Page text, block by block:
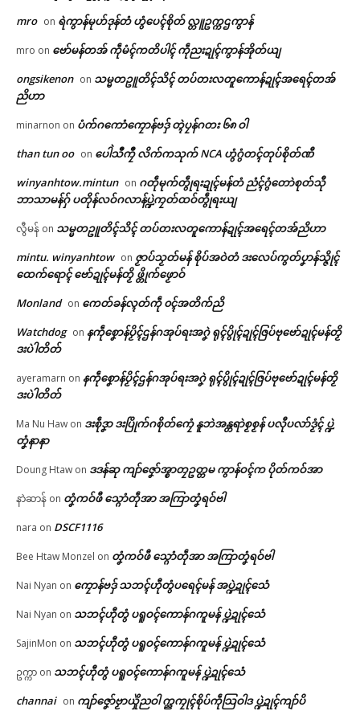
ဌာန်ပရိုၚ်ဗၠးၜးမန်
ရုဲစှ်
🏛 လညာတ်ပါ်ပဲါ
ဗွဳဒဳယဵု
ကေတ်အဆက်
© ဌာန်ပရိုၚ်ဗၠးၜးမန်
Related
ဌာန်သ္ဇိုၚ်ပရေၚ်ပညာ ပုပ္ဖဟံသာ
သွက်သ္ဂောံထံက်ပၚ် လာပ်ပညာ
(Scholarship) ကုကွးဘာ
တက္ကသိုလ်တအ်နွံ
February 25, 2026
In "ပရိုၚ်"
သွက်သၟတ်ဘာတုဲလဝ် ပရေင်
ပညာကဆံင်သၠုင်တအ် နူကဝ်လိ
က်ကောန်ဂကူမန် ပံက်အာ တန်
ဥပဒေရောင်
July 26, 2026
In "ပရိုၚ်"
ဥဒါန် ကဝ်လိက်ကောန်ဂကူမန်
In "ပရိုၚ်"
mro on ရဲကွာန်မုဟ်ဒုန်တံ ဟွံပေၚ်စိုတ် လ္တူဥက္ကဌကွာန်
mro on ဗော်မန်တအ် ကဵုမံၚ်ကတိပါၚ် ကဵုညးဍုၚ်ကွာန်အိုတ်ယျ
ongsikenon on သမ္မတဥူတိၚ်သိၚ် တပ်တးလတူကောန်ဍုၚ်အရေၚ်တအ်
ညိဟာ
minarnon on ပံက်ဂကောံကၠောန်ဗဒှ် တ္ၚဲပၠန်ဂတး ၆၈ ဝါ
than tun oo on ပေါဲသဳကၠဳ လိက်ကသုက် NCA ဟွံဂွံတၚ်တုပ်စိုတ်ဏီ
winyanhtow.mintun on ဂတဵုမုက်တွဵုရးဍုၚ်မန်တံ ညံၚ်ဂွံတောဲစုတ်သီု
ဘာသာမန်ဂှ် ပတိုန်လဝ်ဂလာန်ပ္ဍဲကၠတ်ထဝ်တွဵုရးယျ
လွီမန် on သမ္မတဥူတိၚ်သိၚ် တပ်တးလတူကောန်ဍုၚ်အရေၚ်တအ်ညိဟာ
mintu. winyanhtow on ဇၟာပ်သၟတ်မန် စိုပ်အဝဲတံ ဒးလေပ်ကွတ်ပၞာန်သ္ဇိုၚ်
ထေက်ရောၚ် ဗော်ဍုၚ်မန်တၟိ ဖ္တိုက်ဖၟောဝ်
Monland on ကေတ်ခန်လ္ၚတ်ကဵု ၀ၚ်အတိက်ညိ
Watchdog on နကဵုစၞောန်ပၟိၚ်ဌန်ဂအုပ်ရးအဂၞဲ ရုၚ်ပွိုၚ်ဍုၚ်ဇြပ်ဗုဗော်ဍုၚ်မန်တၟိ
ဒးပဲါတိတ်
ayeramarn on နကဵုစၞောန်ပၟိၚ်ဌန်ဂအုပ်ရးအဂၞဲ ရုၚ်ပွိုၚ်ဍုၚ်ဇြပ်ဗုဗော်ဍုၚ်မန်တၟိ
ဒးပဲါတိတ်
Ma Nu Haw on ဒးစဵုဒၞာ ဒးပြိုက်ဂစိုတ်ကၠေံ နူဘဲအန္တရာဲစၟစၟန် ပလီုပလာ်ဒၟံၚ် ပ္ဍဲ
တၞံနာနာ
Doung Htaw on ဒဒန်ဆု ကျာ်ဇၞော်အ္စာတၠဥတ္တမ ကွာန်ဝၚ်က ပိုတ်ကဝ်အာ
နာဲဆာန် on တၞံကဝ်ဖီ သ္ဂောံတဵုအာ အကြာတၞံရဝ်ဗါ
nara on DSCF1116
Bee Htaw Monzel on တၞံကဝ်ဖီ သ္ဂောံတဵုအာ အကြာတၞံရဝ်ဗါ
Nai Nyan on ကၠောန်ဗဒှ် သဘၚ်ဟီုတွံပရေၚ်မန် အပ္ဍဲဍုၚ်သေံ
Nai Nyan on သဘၚ်ဟီုတွံ ပရူဝၚ်ကောန်ဂကူမန် ပ္ဍဲဍုၚ်သေံ
SajinMon on သဘၚ်ဟီုတွံ ပရူဝၚ်ကောန်ဂကူမန် ပ္ဍဲဍုၚ်သေံ
ဥက္ကာ on သဘၚ်ဟီုတွံ ပရူဝၚ်ကောန်ဂကူမန် ပ္ဍဲဍုၚ်သေံ
channai on ကျာ်ဇၞော်ဗၟာယှိုဲညဝါ က္ညကၠုၚ်စိုပ်ကဵုသြဝါဒ ပ္ဍဲဍုၚ်ကျာ်ပိ